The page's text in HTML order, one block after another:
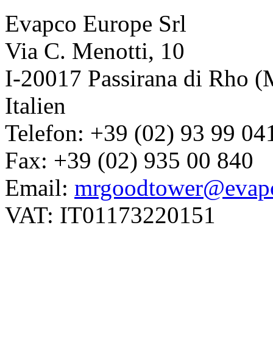
Evapco Europe Srl
Via C. Menotti, 10
I-20017 Passirana di Rho
Italien
Telefon: +39 (02) 93 99
Fax: +39 (02) 935 00 840
Email:
VAT: IT01173220151